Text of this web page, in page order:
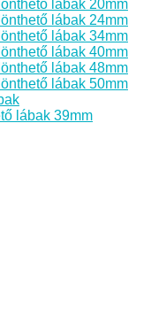
lábak 20mm
lábak 24mm
lábak 34mm
lábak 40mm
lábak 48mm
lábak 50mm
lábak 39mm